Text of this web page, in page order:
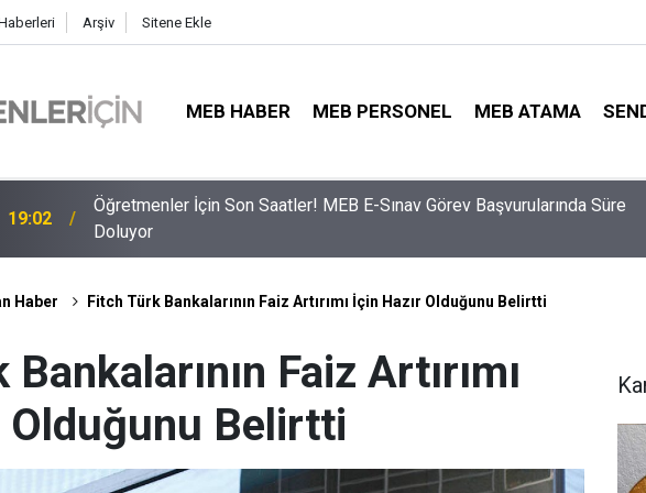
Arşiv Sitene Ekle
MEB HABER MEB PERSONEL MEB ATAMA
09:01 2026 Atama Sinyali Verildi: İşte MEB’in En Çok Öğretmen Aradığı 15
Haber Fitch Türk Bankalarının Faiz Artırımı İçin Hazır Olduğunu Belirtti
Faiz Artırımı
Olduğunu Belirtti